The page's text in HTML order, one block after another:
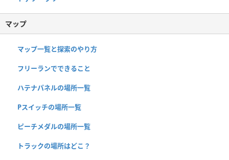
マップ
マップ一覧と探索のやり方
フリーランでできること
ハテナパネルの場所一覧
Pスイッチの場所一覧
ピーチメダルの場所一覧
トラックの場所はどこ？